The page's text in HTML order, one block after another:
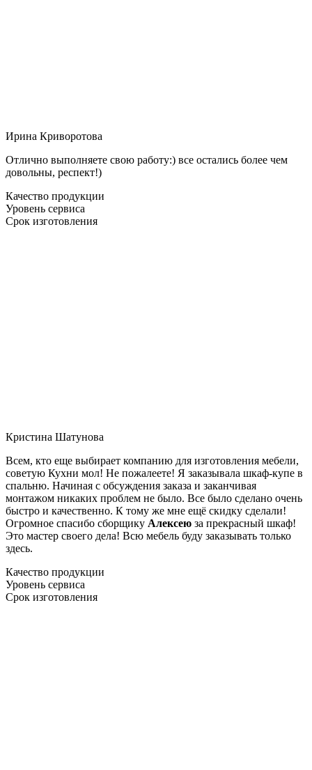
Ирина Криворотова
Отлично выполняете свою работу:) все остались более чем
довольны, респект!)
Качество продукции
Уровень сервиса
Срок изготовления
Кристина Шатунова
Всем, кто еще выбирает компанию для изготовления мебели,
советую Кухни мол! Не пожалеете! Я заказывала шкаф-купе в
спальню. Начиная с обсуждения заказа и заканчивая
монтажом никаких проблем не было. Все было сделано очень
быстро и качественно. К тому же мне ещё скидку сделали!
Огромное спасибо сборщику Алексею за прекрасный шкаф!
Это мастер своего дела! Всю мебель буду заказывать только
здесь.
Качество продукции
Уровень сервиса
Срок изготовления